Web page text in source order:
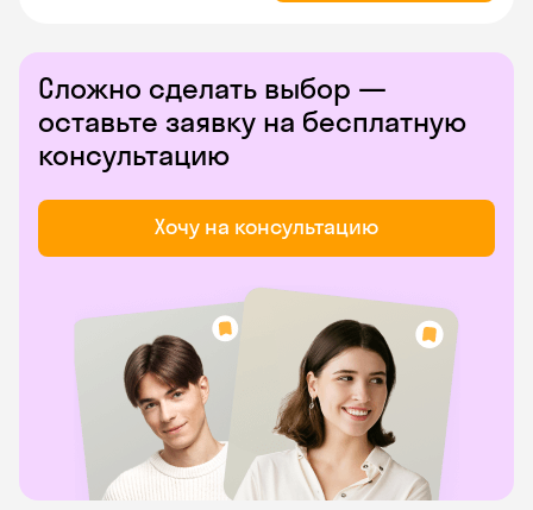
Сложно сделать выбор —
оставьте заявку на бесплатную
консультацию
Хочу на консультацию